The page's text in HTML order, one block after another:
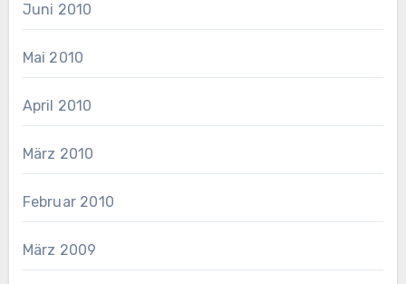
Juni 2010
Mai 2010
April 2010
März 2010
Februar 2010
März 2009